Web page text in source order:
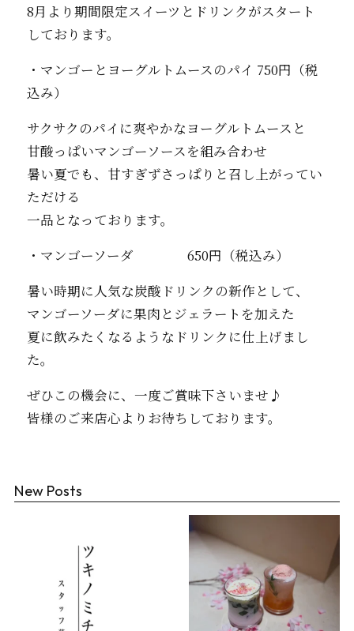
8月より期間限定スイーツとドリンクがスタート
しております。
・マンゴーとヨーグルトムースのパイ 750円（税
込み）
サクサクのパイに爽やかなヨーグルトムースと
甘酸っぱいマンゴーソースを組み合わせ
暑い夏でも、甘すぎずさっぱりと召し上がってい
ただける
一品となっております。
・マンゴーソーダ 650円（税込み）
暑い時期に人気な炭酸ドリンクの新作として、
マンゴーソーダに果肉とジェラートを加えた
夏に飲みたくなるようなドリンクに仕上げまし
た。
ぜひこの機会に、一度ご賞味下さいませ♪
皆様のご来店心よりお待ちしております。
New Posts